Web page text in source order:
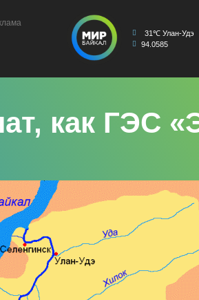
31℃ Улан-Удэ
94.0585
как ГЭС